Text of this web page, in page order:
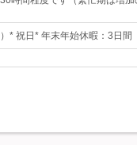
日* 年末年始休暇：3日間